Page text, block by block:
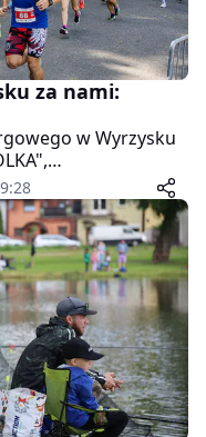
za nami:
w Wyrzysku
i Rekreacji w
Edmunda
się już w kalendarz
roku przyciąga
i amatorów ruchu